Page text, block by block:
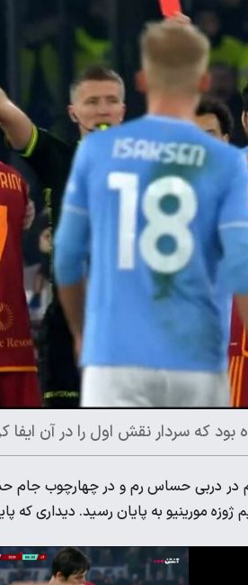
بود که سردار نقش اول را در آن ایفا
رم در دربی حساس رم و در چهارچوب جام
مورینیو به پایان رسید. دیداری که